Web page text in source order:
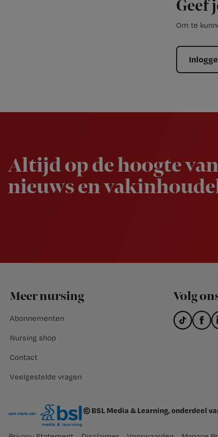
Geef
Om te
Altijd op de hoogte
nieuws en
Footer
Meer nursing
Abonnementen
Nursing shop
Contact
Veelgestelde vragen
Volg
© BSL Media & Learning, onderdeel